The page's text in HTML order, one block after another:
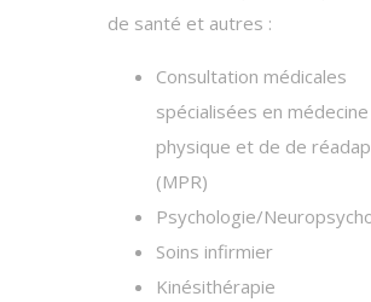
de santé et autres :
Consultation médicales
spécialisées en médecine
physique et de de
(MPR)
Psychologie/
Soins infirmier
Kinésithérapie